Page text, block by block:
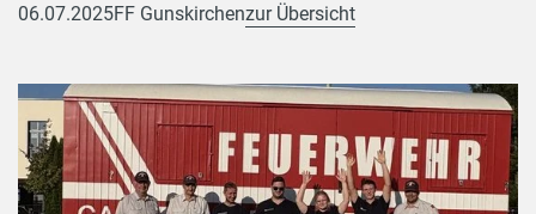
06.07.2025FF Gunskirchenzur Übersicht